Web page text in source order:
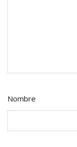
Nombre